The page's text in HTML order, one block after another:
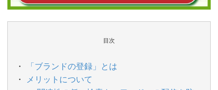
目次
「ブランドの登録」とは
メリットについて